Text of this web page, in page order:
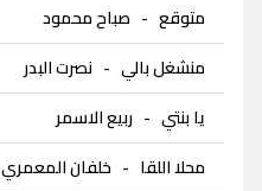
متوقع - صباح محمود
منشغل بالي - نصرت البدر
يا بنتي - ربيع الاسمر
محلا اللقا - خلفان المعمري